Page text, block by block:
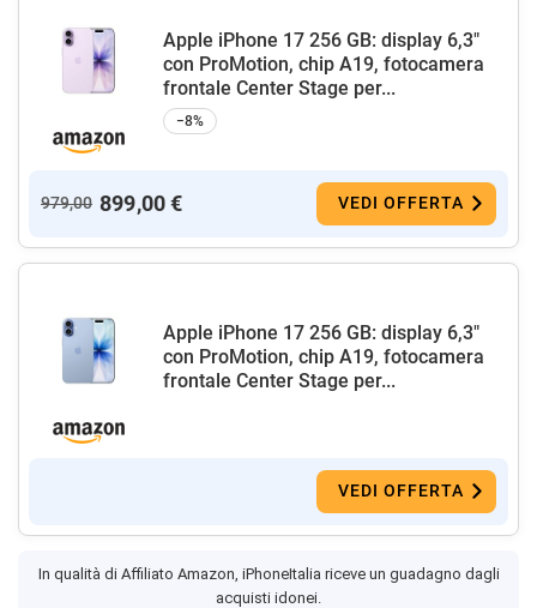
Apple iPhone 17 256 GB: display 6,3"
con ProMotion, chip A19, fotocamera
frontale Center Stage per...
−8%
979,00 899,00 € VEDI OFFERTA
Apple iPhone 17 256 GB: display 6,3"
con ProMotion, chip A19, fotocamera
frontale Center Stage per...
VEDI OFFERTA
In qualità di Affiliato Amazon, iPhoneItalia riceve un guadagno dagli
acquisti idonei.